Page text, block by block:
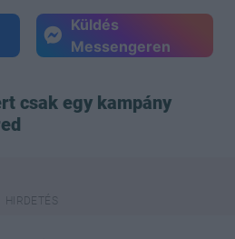
Küldés
Messengeren
csak egy kampány